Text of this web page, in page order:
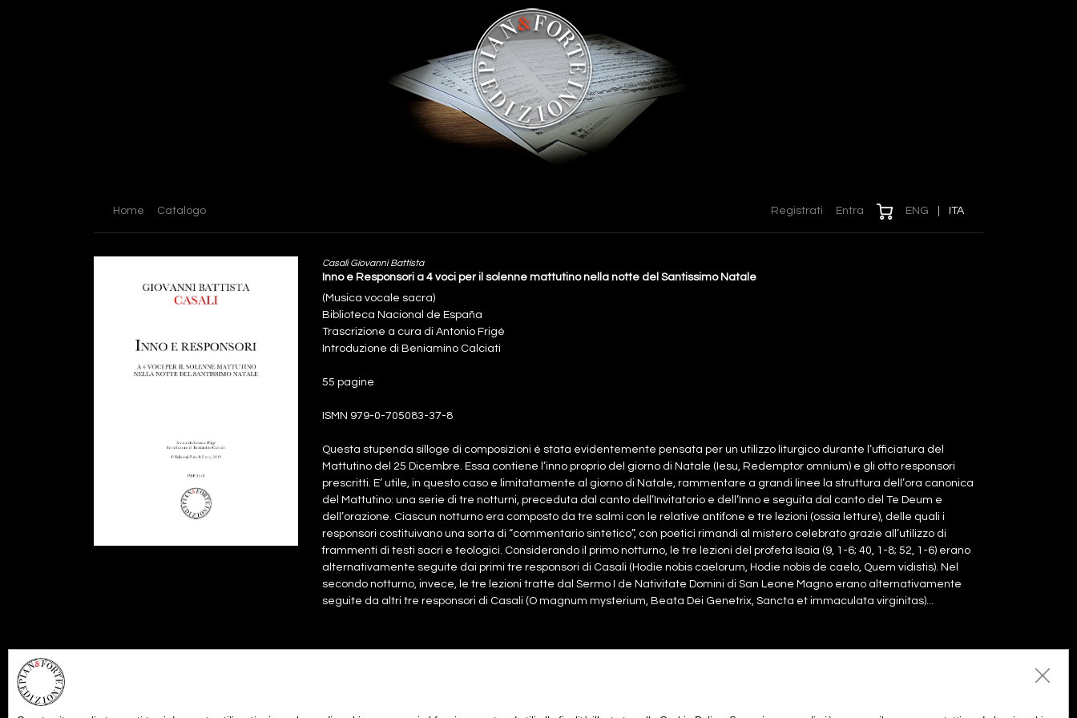
Home Catalogo Registrati Entra ENG ITA
Casali Giovanni Battista
Inno e Responsori a 4 voci per il solenne mattutino nella notte del Santissimo Natale
(Musica vocale sacra)
Biblioteca Nacional de España
Trascrizione a cura di Antonio Frigé
Introduzione di Beniamino Calciati
55 pagine
ISMN 979-0-705083-37-8
Questa stupenda silloge di composizioni è stata evidentemente pensata per un utilizzo liturgico durante l’ufficiatura del
Mattutino del 25 Dicembre. Essa contiene l’inno proprio del giorno di Natale (Iesu, Redemptor omnium) e gli otto responsori
prescritti. E’ utile, in questo caso e limitatamente al giorno di Natale, rammentare a grandi linee la struttura dell’ora canonica
del Mattutino: una serie di tre notturni, preceduta dal canto dell’Invitatorio e dell’Inno e seguita dal canto del Te Deum e
dell’orazione. Ciascun notturno era composto da tre salmi con le relative antifone e tre lezioni (ossia letture), delle quali i
responsori costituivano una sorta di “commentario sintetico”, con poetici rimandi al mistero celebrato grazie all’utilizzo di
frammenti di testi sacri e teologici. Considerando il primo notturno, le tre lezioni del profeta Isaia (9, 1-6; 40, 1-8; 52, 1-6) erano
alternativamente seguite dai primi tre responsori di Casali (Hodie nobis caelorum, Hodie nobis de caelo, Quem vidistis). Nel
secondo notturno, invece, le tre lezioni tratte dal Sermo I de Nativitate Domini di San Leone Magno erano alternativamente
seguite da altri tre responsori di Casali (O magnum mysterium, Beata Dei Genetrix, Sancta et immaculata virginitas)...